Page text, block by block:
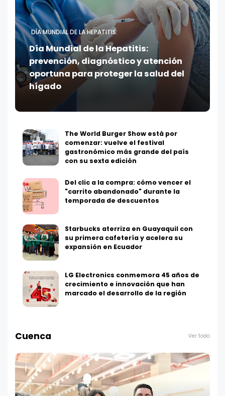
DÍA MUNDIAL DE LA HEPATITIS:
Día Mundial de la Hepatitis:
prevención, diagnóstico y atención
oportuna para proteger la salud del
hígado
The World Burger Show está por
comenzar: vuelve el festival
gastronómico más grande del país
con su sexta edición
Del clic a la compra: cómo vencer el
"carrito abandonado" durante la
temporada de descuentos
Starbucks aterriza en Guayaquil con
su primera cafetería y acelera su
expansión en Ecuador
LG Electronics conmemora 45 años de
crecimiento e innovación que han
marcado el desarrollo de la región
Cuenca Ver todo